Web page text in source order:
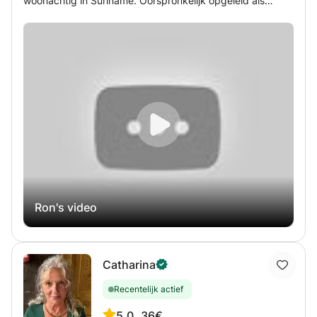
vergaderingen, presentaties, e-mails, onderhandelingen...
→ Inhoud afgestemd op uw branche. → Krijg
oefentoetsen, gerichte correcties. → Doel: met sereniteit
cultuur, maatschappij, reizen, actualiteit, dagelijks leven...
→ Verbeter uw taalvaardigheid in een ondersteunende
omgeving. → Correcties, woordenschat, uitspraak,
zelfvertrouwen: het staat er allemaal! 🎁 Kleine bonus:
Vanaf uw eerste reservering krijgt u direct toegang tot
een privé virtueel klaslokaal met alle cursusmaterialen:
interactieve bronnen, grammatica- en
woordenschatbladen, leesbegripsoefeningen, schriftelijke
en mondelinge expressieactiviteiten, enz. ✨ Klaar om je
Engels te transformeren? Begin nu!
houden met cursisten wereldwijd. Met een vriendelijke en
flexibele aanpak geef ik prioriteit aan het creëren van
boeiende, persoonlijke lessen die het vertrouwen in
conversatie Nederlands bevorderen. Naast het lesgeven
ben ik trots op mijn gezinsleven als gelukkig getrouwde
professional die voldoening vindt in het helpen van
anderen om hun taaldoelen te bereiken.
Ron's video
Catharina
Recentelijk actief